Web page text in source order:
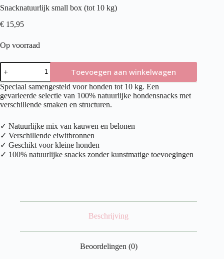
Snacknatuurlijk small box (tot 10 kg)
€ 15,95
Op voorraad
Snacknatuurlijk
small
box
(tot
10
kg)
Toevoegen aan winkelwagen
Speciaal samengesteld voor honden tot 10 kg. Een
gevarieerde selectie van 100% natuurlijke hondensnacks met
verschillende smaken en structuren.
✓ Natuurlijke mix van kauwen en belonen
✓ Verschillende eiwitbronnen
✓ Geschikt voor kleine honden
✓ 100% natuurlijke snacks zonder kunstmatige toevoegingen
Beschrijving
Beoordelingen (0)